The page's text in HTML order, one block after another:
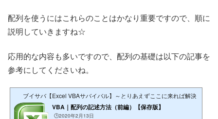
配列を使うにはこれらのことはかなり重要ですので、順に
説明していきますね☆
応用的な内容も多いですので、配列の基礎は以下の記事を
参考にしてくださいね。
ブイサバ【Excel VBAサバイバル】～とりあえずここに来れば解決できる
VBA｜配列の記述方法（前編）【保存版】
🕒️2020年2月13日